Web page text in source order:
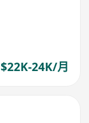
$22K-24K/月